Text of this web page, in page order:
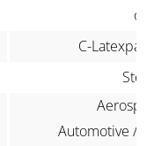
C-
Automotive /